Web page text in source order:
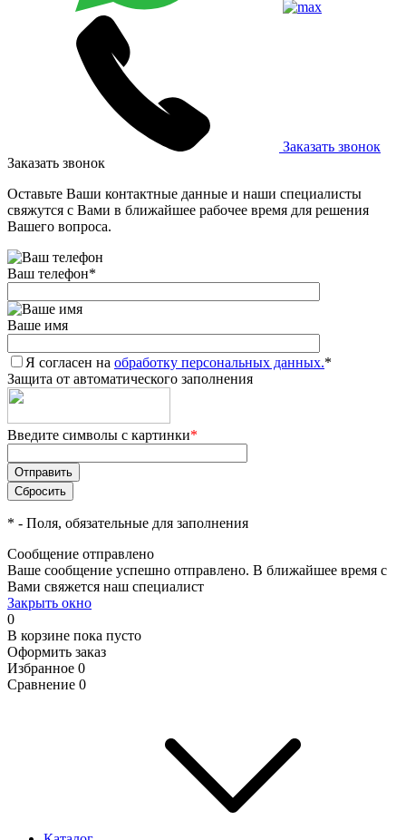
Заказать звонок
Заказать звонок
Оставьте Ваши контактные данные и наши специалисты
свяжутся с Вами в ближайшее рабочее время для решения
Вашего вопроса.
Ваш телефон*
Ваше имя
Я согласен на обработку персональных данных.*
Защита от автоматического заполнения
Введите символы с картинки*
* - Поля, обязательные для заполнения
Сообщение отправлено
Ваше сообщение успешно отправлено. В ближайшее время с
Вами свяжется наш специалист
Закрыть окно
0
В корзине пока пусто
Оформить заказ
Избранное 0
Сравнение 0